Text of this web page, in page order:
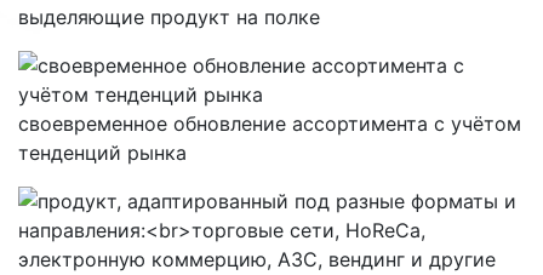
выделяющие продукт на полке
своевременное обновление ассортимента с учётом
тенденций рынка